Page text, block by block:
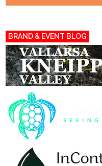
BRAND & EVENT BLOG